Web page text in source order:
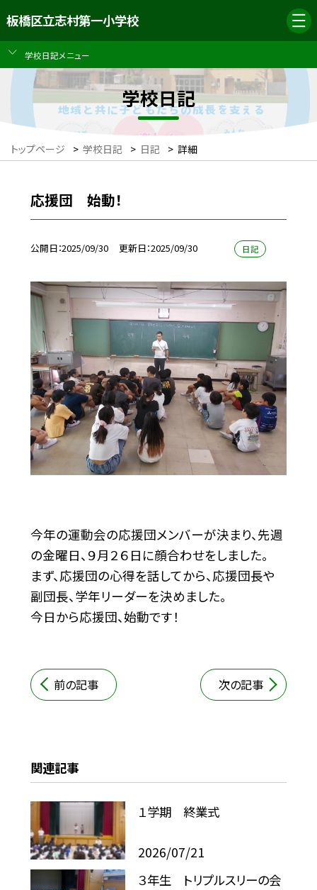
板橋区立志村第一小学校
学校日記メニュー
学校日記
トップページ > 学校日記 > 日記 > 詳細
応援団 始動！
公開日 2025/09/30 更新日 2025/09/30 日記
今年の運動会の応援団メンバーが決まり、先週
の金曜日、９月２６日に顔合わせをしました。
まず、応援団の心得を話してから、応援団長や
副団長、学年リーダーを決めました。
今日から応援団、始動です！
前の記事 次の記事
関連記事
１学期 終業式
2026/07/21
３年生 トリプルスリーの会